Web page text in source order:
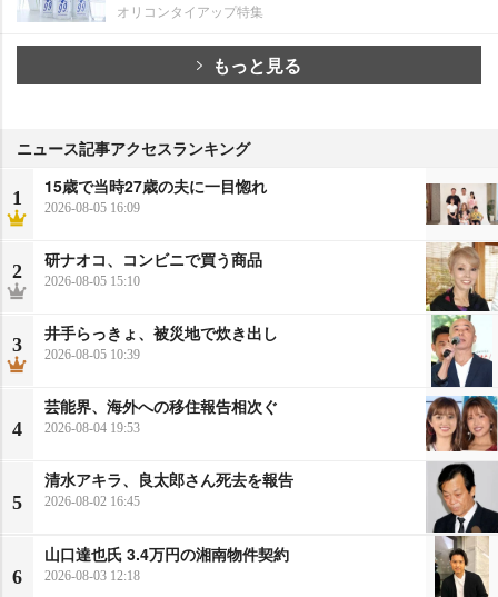
オリコンタイアップ特集
もっと見る
ニュース記事アクセスランキング
1
15歳で当時27歳の夫に一目惚れ
2026-08-05 16:09
2
研ナオコ、コンビニで買う商品
2026-08-05 15:10
3
井手らっきょ、被災地で炊き出し
2026-08-05 10:39
4
芸能界、海外への移住報告相次ぐ
2026-08-04 19:53
5
清水アキラ、良太郎さん死去を報告
2026-08-02 16:45
6
山口達也氏 3.4万円の湘南物件契約
2026-08-03 12:18